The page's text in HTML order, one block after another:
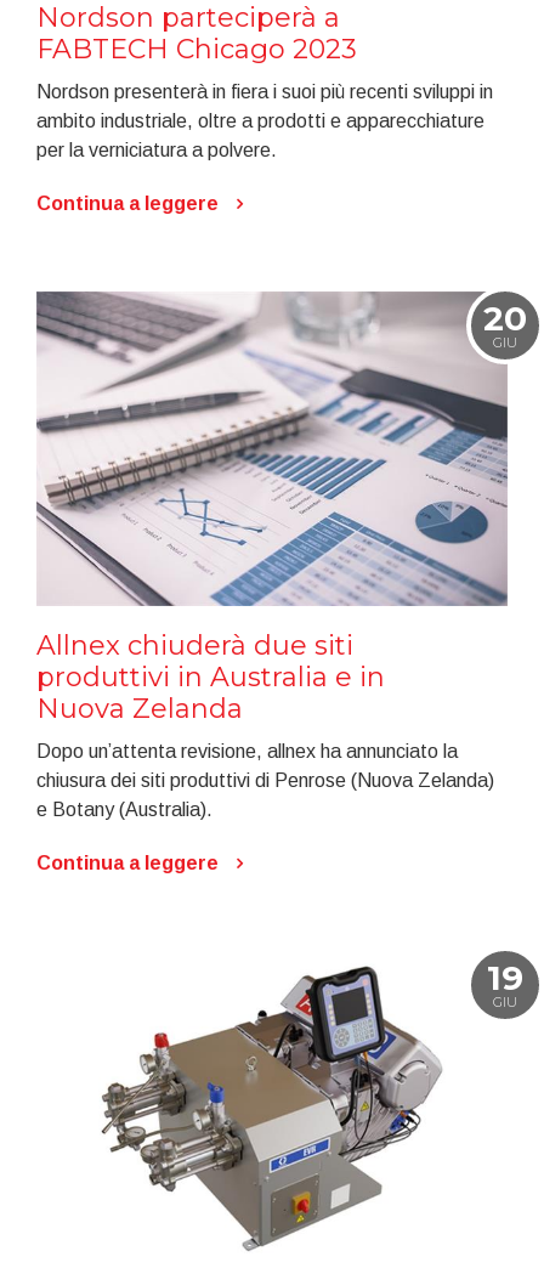
Nordson parteciperà a
FABTECH Chicago 2023
Nordson presenterà in fiera i suoi più recenti sviluppi in
ambito industriale, oltre a prodotti e apparecchiature
per la verniciatura a polvere.
Continua a leggere
20
GIU
Allnex chiuderà due siti
produttivi in Australia e in
Nuova Zelanda
Dopo un’attenta revisione, allnex ha annunciato la
chiusura dei siti produttivi di Penrose (Nuova Zelanda)
e Botany (Australia).
Continua a leggere
19
GIU